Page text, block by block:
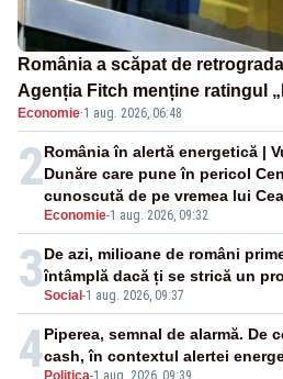
România a scăpat de
Agenția Fitch menține ratingul
negativă
Economie·1 aug. 2026, 06:48
2
Economie-1 aug. 2026, 09:32
România în alertă energetică |
Dunăre care pune în pericol
cunoscută de pe vremea lui
3Social -1 aug. 2026, 09:37
De azi, milioane de români
întâmplă dacă ți se strică un
4 Politica-1 aug. 2026, 09:39
Piperea, semnal de alarmă. De
cash, în contextul alertei